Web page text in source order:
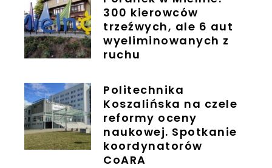
300 kierowców
trzeźwych, ale 6 aut
wyeliminowanych z
ruchu
Politechnika
Koszalińska na czele
reformy oceny
naukowej. Spotkanie
koordynatorów
CoARA